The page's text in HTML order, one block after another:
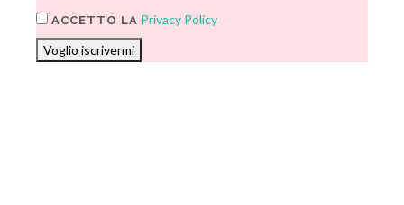
ACCETTO LA Privacy Policy
Voglio iscrivermi